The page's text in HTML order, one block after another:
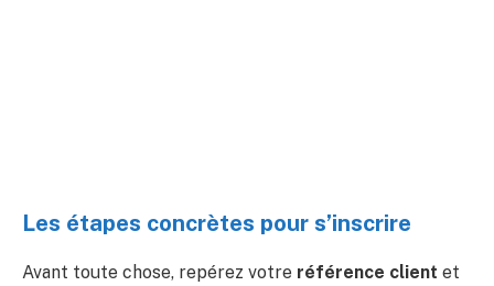
Les étapes concrètes pour s’inscrire
Avant toute chose, repérez votre référence client et